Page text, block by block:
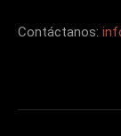
Contáctanos: